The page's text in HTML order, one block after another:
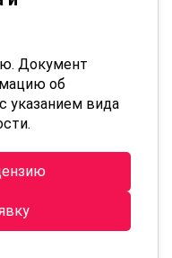
Документ
об
указанием вида